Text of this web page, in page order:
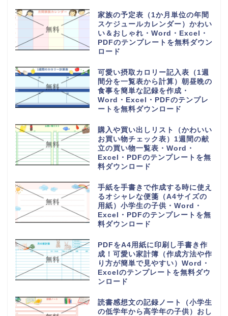
家族の予定表（1か月単位の年間
スケジュールカレンダー）かわい
い＆おしゃれ・Word・Excel・
PDFのテンプレートを無料ダウン
ロード
可愛い摂取カロリー記入表（1週
間分を一覧表から計算）朝昼晩の
食事を簡単な記録を作成・
Word・Excel・PDFのテンプレ
ートを無料ダウンロード
購入や買い出しリスト（かわいい
お買い物チェック表）1週間の献
立の買い物一覧表・Word・
Excel・PDFのテンプレートを無
料ダウンロード
手紙を手書きで作成する時に使え
るオシャレな便箋（A4サイズの
用紙）小学生の子供・Word・
Excel・PDFのテンプレートを無
料ダウンロード
PDFをA4用紙に印刷し手書き作
成！可愛い家計簿（作成方法や作
り方が簡単で見やすい）Word・
Excelのテンプレートを無料ダウ
ンロード
読書感想文の記録ノート（小学生
の低学年から高学年の子供）おし